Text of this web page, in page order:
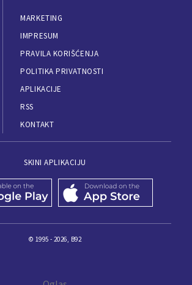
MARKETING
IMPRESUM
PRAVILA KORIŠĆENJA
POLITIKA PRIVATNOSTI
APLIKACIJE
RSS
KONTAKT
SKINI APLIKACIJU
© 1995 - 2026, B92